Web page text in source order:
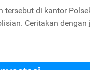
di kantor
Ceritakan